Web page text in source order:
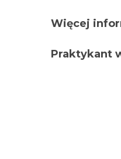
Więcej
Praktykant